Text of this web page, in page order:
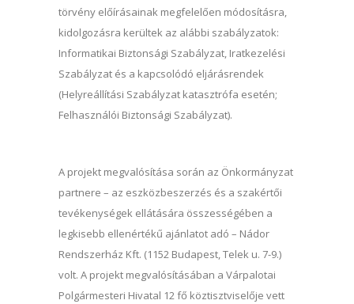
törvény előírásainak megfelelően módosításra,
kidolgozásra kerültek az alábbi szabályzatok:
Informatikai Biztonsági Szabályzat, Iratkezelési
Szabályzat és a kapcsolódó eljárásrendek
(Helyreállítási Szabályzat katasztrófa esetén;
Felhasználói Biztonsági Szabályzat).
A projekt megvalósítása során az Önkormányzat
partnere – az eszközbeszerzés és a szakértői
tevékenységek ellátására összességében a
legkisebb ellenértékű ajánlatot adó – Nádor
Rendszerház Kft. (1152 Budapest, Telek u. 7-9.)
volt. A projekt megvalósításában a Várpalotai
Polgármesteri Hivatal 12 fő köztisztviselője vett